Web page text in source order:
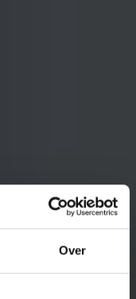
Over